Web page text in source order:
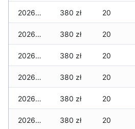
2026-06-28 380 zł 20
2026-06-27 380 zł 20
2026-06-26 380 zł 20
2026-06-25 380 zł 20
2026-06-24 380 zł 20
2026-06-23 380 zł 20